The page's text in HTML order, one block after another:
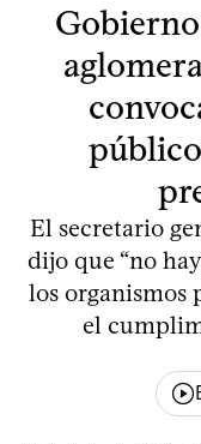
El secretario
dijo que “no
los organismos
el